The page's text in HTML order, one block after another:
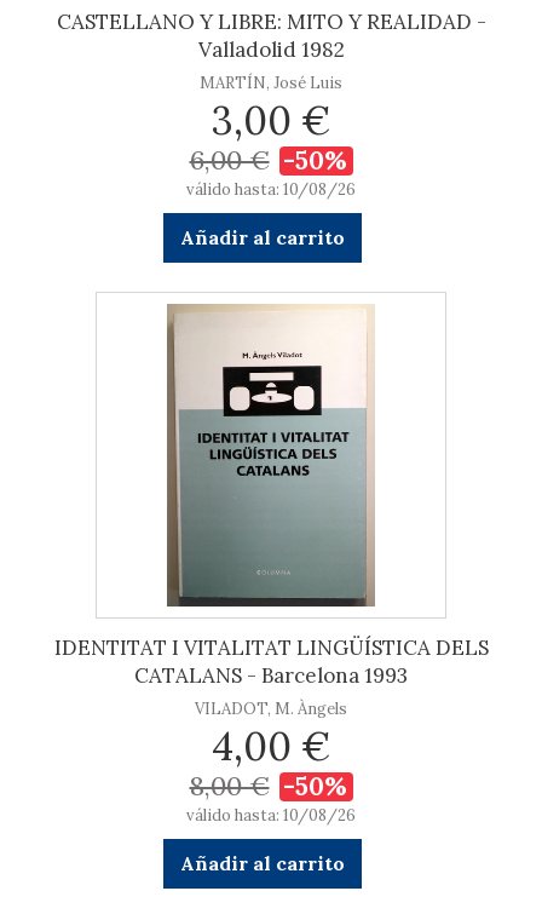
CASTELLANO Y LIBRE: MITO Y REALIDAD -
Valladolid 1982
MARTÍN, José Luis
3,00 €
6,00 € -50%
válido hasta: 10/08/26
Añadir al carrito
IDENTITAT I VITALITAT LINGÜÍSTICA DELS
CATALANS - Barcelona 1993
VILADOT, M. Àngels
4,00 €
8,00 € -50%
válido hasta: 10/08/26
Añadir al carrito